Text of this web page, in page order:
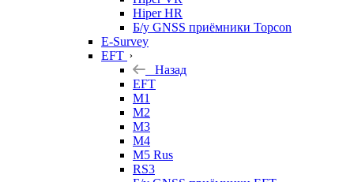
Hiper HR
Б/у GNSS приёмники Topcon
E-Survey
EFT
Назад
EFT
M1
M2
M3
M4
M5 Rus
RS3